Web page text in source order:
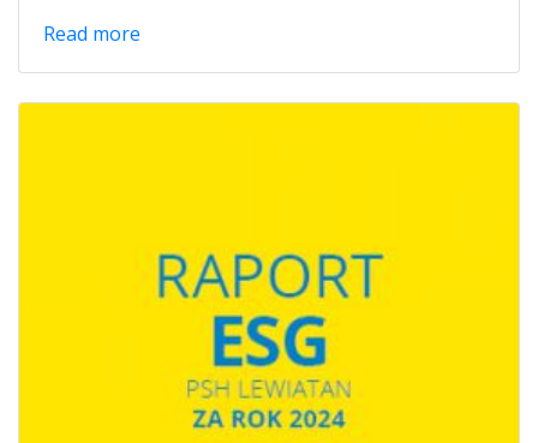
Read more